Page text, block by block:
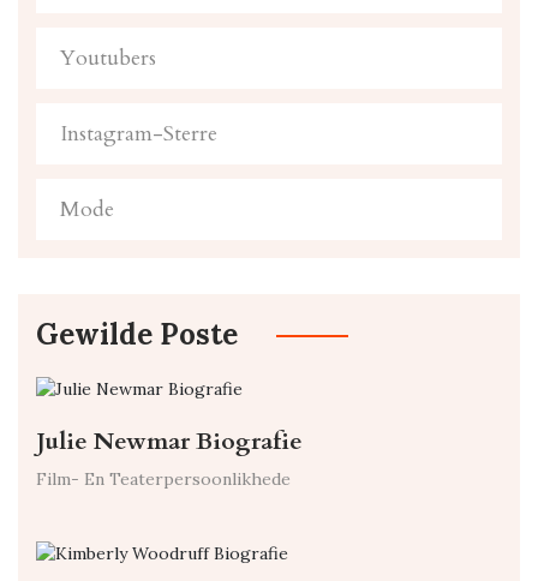
Youtubers
Instagram-Sterre
Mode
Gewilde Poste
Julie Newmar Biografie
Film- En Teaterpersoonlikhede